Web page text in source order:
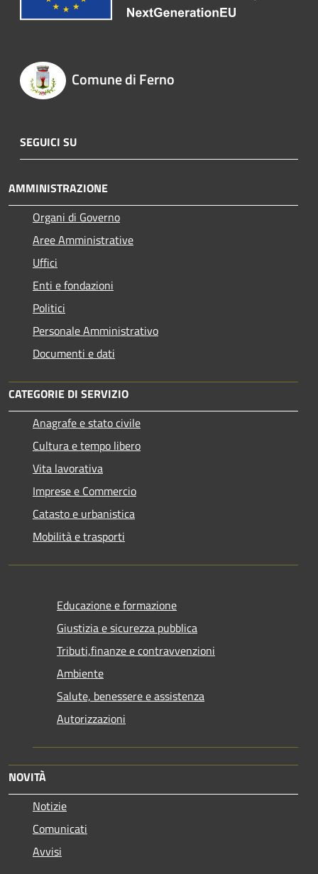
Comune di Ferno
SEGUICI SU
AMMINISTRAZIONE
Organi di Governo
Aree Amministrative
Uffici
Enti e fondazioni
Politici
Personale Amministrativo
Documenti e dati
CATEGORIE DI SERVIZIO
Anagrafe e stato civile
Cultura e tempo libero
Vita lavorativa
Imprese e Commercio
Catasto e urbanistica
Mobilità e trasporti
Educazione e formazione
Giustizia e sicurezza pubblica
Tributi,finanze e contravvenzioni
Ambiente
Salute, benessere e assistenza
Autorizzazioni
NOVITÀ
Notizie
Comunicati
Avvisi